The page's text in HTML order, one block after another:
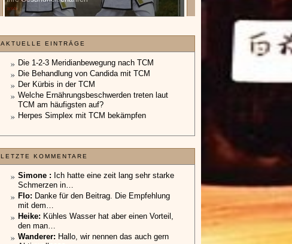
»»»
»»»
AKTUELLE EINTRÄGE
Die 1-2-3 Meridianbewegung nach TCM
Die Behandlung von Candida mit TCM
Der Kürbis in der TCM
Welche Ernährungsbeschwerden treten laut
TCM am häufigsten auf?
Herpes Simplex mit TCM bekämpfen
LETZTE KOMMENTARE
Simone : Ich hatte eine zeit lang sehr starke
Schmerzen in…
Flo: Danke für den Beitrag. Die Empfehlung
mit dem…
Heike: Kühles Wasser hat aber einen Vorteil,
den man…
Wanderer: Hallo, wir nennen das auch gern